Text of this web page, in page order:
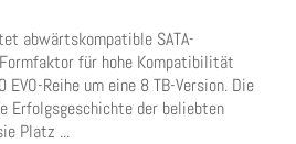
abwärtskompatible SATA-
für hohe Kompatibilität
Reihe um eine 8 TB-Version. Die
Erfolgsgeschichte der beliebten
Platz ...